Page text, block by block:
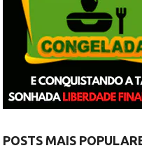
POSTS MAIS